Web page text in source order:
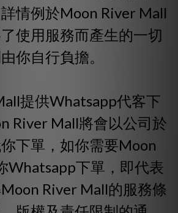
情例於Moon River Mall
使用服務而產生的一切
你自行負擔。
提供Whatsapp代客下
River Mall將會以公司於
下單，如你需要Moon
Whatsapp下單，即代表
River Mall的服務條